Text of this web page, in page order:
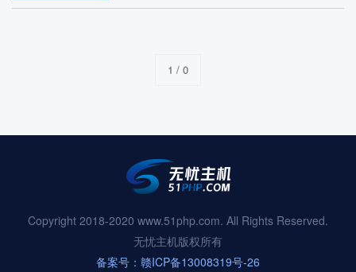
1 / 0
Copyright 2018-2020 www.51php.com. All Rights Reserved.
无忧主机版权所有
备案号：赣ICP备13008319号-26